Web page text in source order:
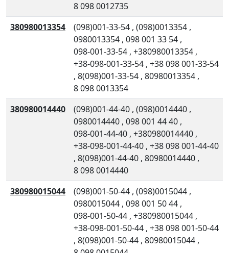
8 098 0012735
380980013354
(098)001-33-54 , (098)0013354 ,
0980013354 , 098 001 33 54 ,
098-001-33-54 , +380980013354 ,
+38-098-001-33-54 , +38 098 001-33-54
, 8(098)001-33-54 , 80980013354 ,
8 098 0013354
380980014440
(098)001-44-40 , (098)0014440 ,
0980014440 , 098 001 44 40 ,
098-001-44-40 , +380980014440 ,
+38-098-001-44-40 , +38 098 001-44-40
, 8(098)001-44-40 , 80980014440 ,
8 098 0014440
380980015044
(098)001-50-44 , (098)0015044 ,
0980015044 , 098 001 50 44 ,
098-001-50-44 , +380980015044 ,
+38-098-001-50-44 , +38 098 001-50-44
, 8(098)001-50-44 , 80980015044 ,